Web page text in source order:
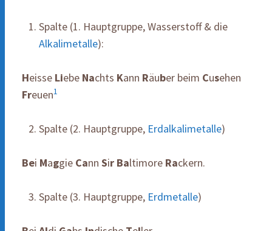
Spalte (1. Hauptgruppe, Wasserstoff & die
Alkalimetalle):
Heisse Liebe Nachts Kann Räuber beim Cusehen
Freuen1
Spalte (2. Hauptgruppe, Erdalkalimetalle)
Bei Maggie Cann Sir Baltimore Rackern.
Spalte (3. Hauptgruppe, Erdmetalle)